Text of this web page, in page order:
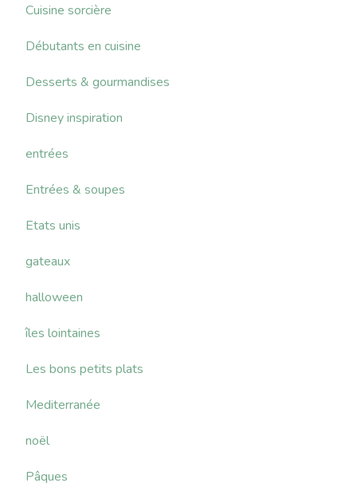
Cuisine sorcière
Débutants en cuisine
Desserts & gourmandises
Disney inspiration
entrées
Entrées & soupes
Etats unis
gateaux
halloween
îles lointaines
Les bons petits plats
Mediterranée
noël
Pâques